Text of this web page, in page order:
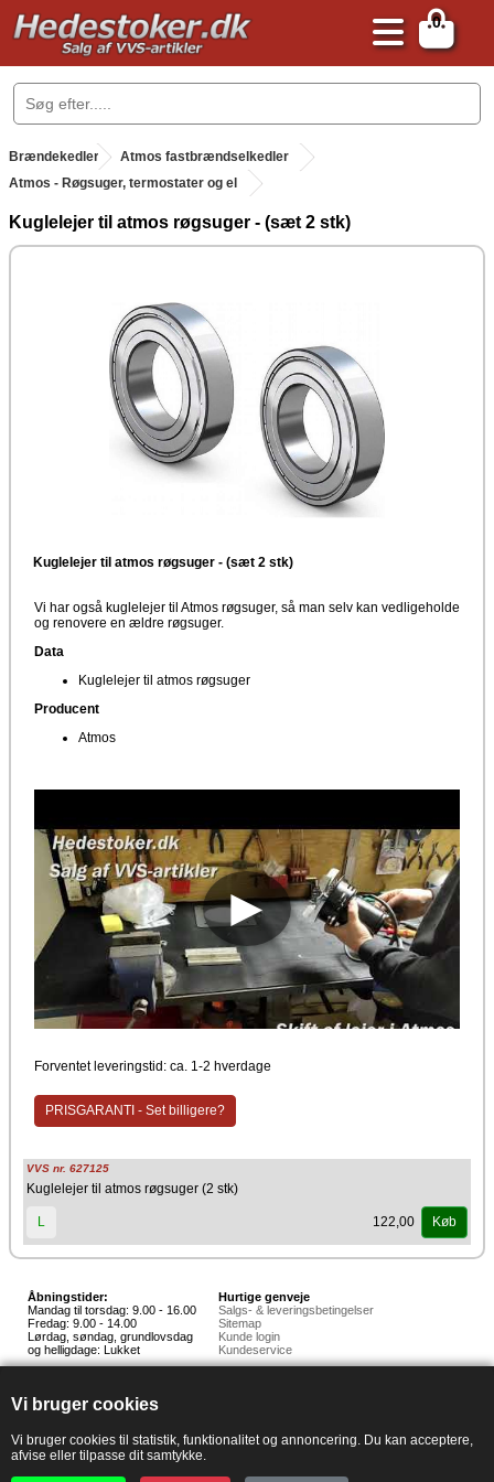
Vi bruger cookies
Vi bruger cookies til statistik, funktionalitet og annoncering. Du kan acceptere,
afvise eller tilpasse dit samtykke.
0
.
Brændekedler . Atmos fastbrændselkedler
Atmos - Røgsuger, termostater og el
Kuglelejer til atmos røgsuger - (sæt 2 stk)
Kuglelejer til atmos røgsuger - (sæt 2 stk)
Vi har også kuglelejer til Atmos røgsuger, så man selv kan vedligeholde
og renovere en ældre røgsuger.
Data
Kuglelejer til atmos røgsuger
Producent
Atmos
►
Forventet leveringstid: ca. 1-2 hverdage
PRISGARANTI - Set billigere?
VVS nr. 627125
Kuglelejer til atmos røgsuger (2 stk)
L 122,00 Køb
Åbningstider:
Mandag til torsdag: 9.00 - 16.00
Fredag: 9.00 - 14.00
Lørdag, søndag, grundlovsdag
og helligdage: Lukket
Hurtige genveje
Salgs- & leveringsbetingelser
Sitemap
Kunde login
Kundeservice
Hunnerupvej 3, 6920 Videbæk
E-mail:salg@hedestoker.dk
PA: